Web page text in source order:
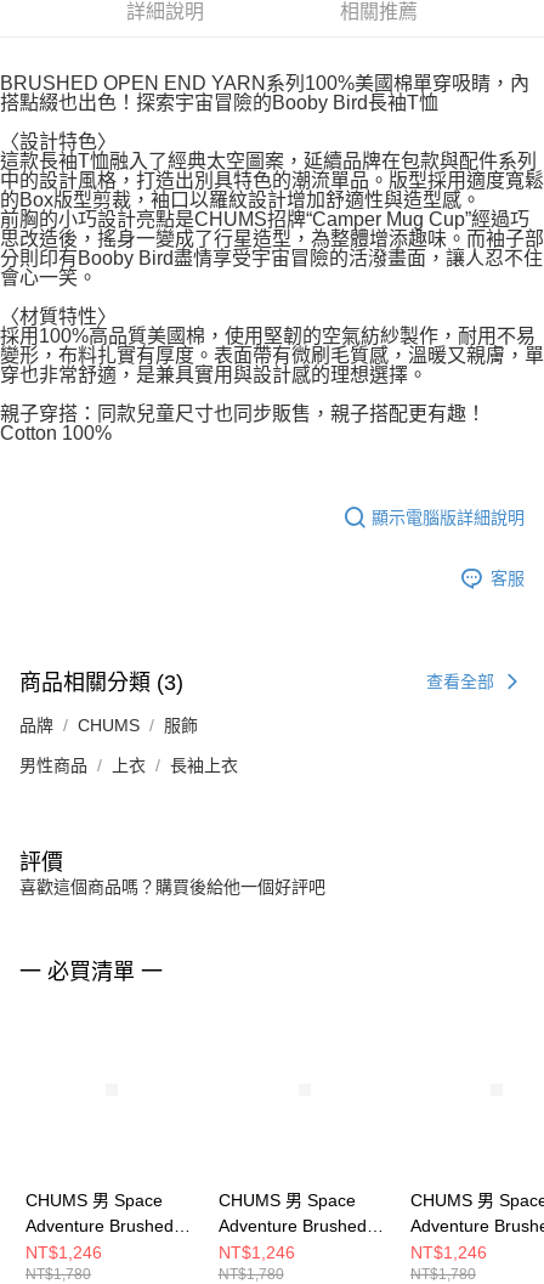
詳細說明 相關推薦
BRUSHED OPEN END YARN系列100%美國棉單穿吸睛，內
搭點綴也出色！探索宇宙冒險的Booby Bird長袖T恤
〈設計特色〉
這款長袖T恤融入了經典太空圖案，延續品牌在包款與配件系列
中的設計風格，打造出別具特色的潮流單品。版型採用適度寬鬆
的Box版型剪裁，袖口以羅紋設計增加舒適性與造型感。
前胸的小巧設計亮點是CHUMS招牌“Camper Mug Cup”經過巧
思改造後，搖身一變成了行星造型，為整體增添趣味。而袖子部
分則印有Booby Bird盡情享受宇宙冒險的活潑畫面，讓人忍不住
會心一笑。
〈材質特性〉
採用100%高品質美國棉，使用堅韌的空氣紡紗製作，耐用不易
變形，布料扎實有厚度。表面帶有微刷毛質感，溫暖又親膚，單
穿也非常舒適，是兼具實用與設計感的理想選擇。
親子穿搭：同款兒童尺寸也同步販售，親子搭配更有趣！
Cotton 100%
顯示電腦版詳細說明
客服
商品相關分類 (3) 查看全部
品牌 CHUMS 服飾
男性商品 上衣 長袖上衣
評價
喜歡這個商品嗎？購買後給他一個好評吧
一 必買清單 一
CHUMS 男 Space
Adventure Brushed
L/S T-Shirt長袖T恤
CH012454W001
NT$1,246
NT$1,780
CHUMS 男 Space
Adventure Brushed
L/S T-Shirt長袖T恤
CH012454K001
NT$1,246
NT$1,780
CHUMS 男
Adventure
L/S T-Shirt長袖T
CH012454N001
NT$1,246
NT$1,780